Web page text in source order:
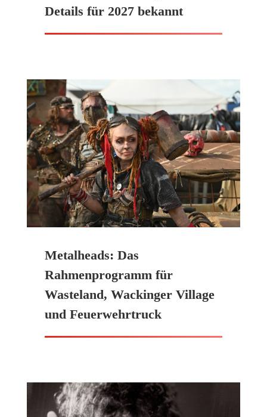
Details für 2027 bekannt
Metalheads: Das
Rahmenprogramm für
Wasteland, Wackinger Village
und Feuerwehrtruck